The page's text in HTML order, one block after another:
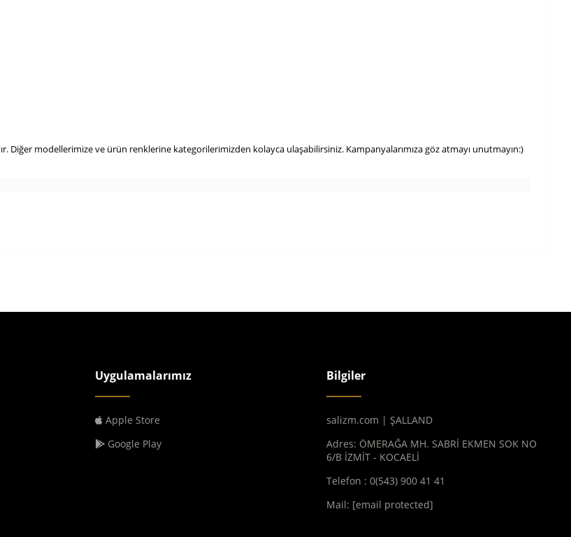
Diğer modellerimize ve ürün renklerine kategorilerimizden kolayca ulaşabilirsiniz. Kampanyalarımıza göz atmayı unutmayın:)
Uygulamalarımız
Apple Store
Google Play
Bilgiler
salizm.com | ŞALLAND
Adres: ÖMERAĞA MH. SABRİ EKMEN SOK NO
6/B İZMİT - KOCAELİ
Telefon : 0(543) 900 41 41
Mail: [email protected]